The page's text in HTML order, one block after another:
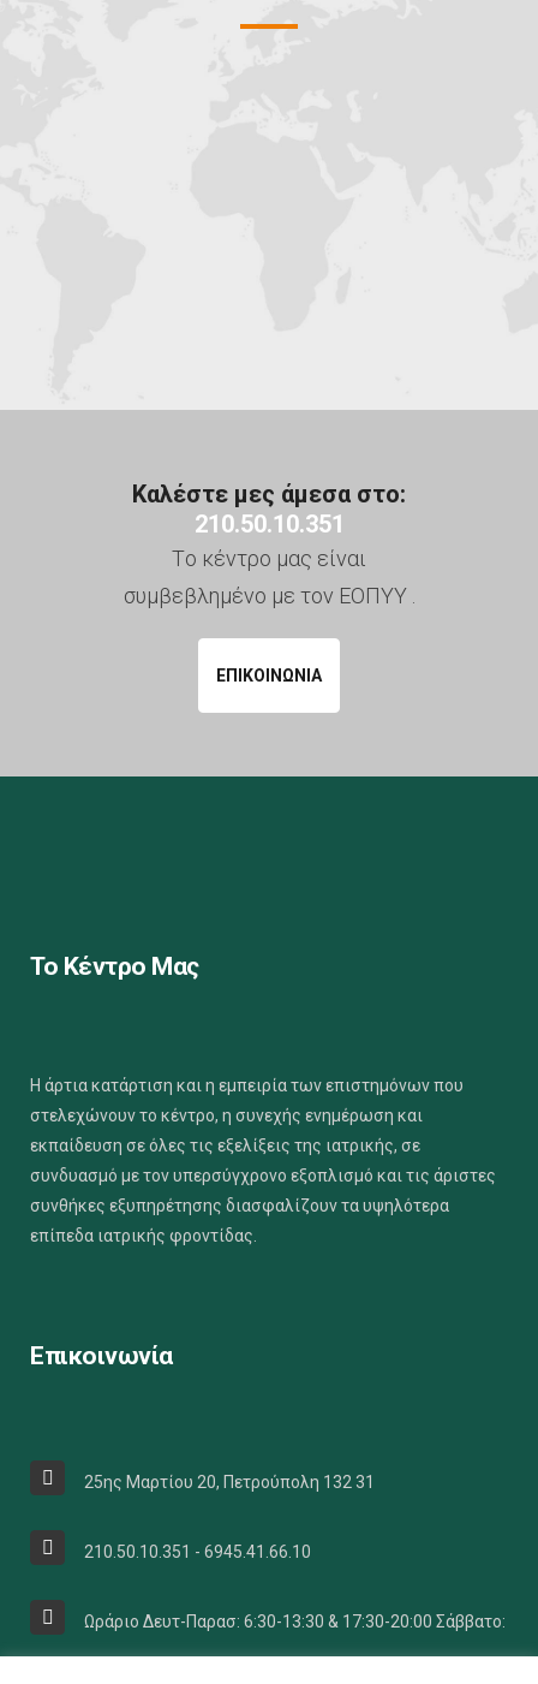
Καλέστε μες άμεσα στο:
210.50.10.351
Τo κέντρο μας είναι
συμβεβλημένο με τον ΕΟΠΥΥ .
ΕΠΙΚΟΙΝΩΝΙΑ
Το Κέντρο Μας
Η άρτια κατάρτιση και η εμπειρία των επιστημόνων που
στελεχώνουν το κέντρο, η συνεχής ενημέρωση και
εκπαίδευση σε όλες τις εξελίξεις της ιατρικής, σε
συνδυασμό με τον υπερσύγχρονο εξοπλισμό και τις άριστες
συνθήκες εξυπηρέτησης διασφαλίζουν τα υψηλότερα
επίπεδα ιατρικής φροντίδας.
Επικοινωνία
25ης Μαρτίου 20, Πετρούπολη 132 31
210.50.10.351 - 6945.41.66.10
Ωράριο Δευτ-Παρασ: 6:30-13:30 & 17:30-20:00 Σάββατο: